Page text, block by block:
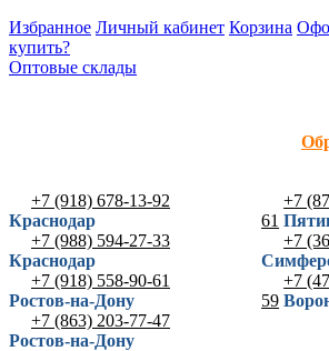
Избранное Личный кабинет Корзина
купить?
Оптовые склады
+7 (918) 678-13-92
Краснодар
+7 (988) 594-27-33
Краснодар
+7 (918) 558-90-61
Ростов-на-Дону
+7 (863) 203-77-47
Ростов-на-Дону
+7
61
+7
+7
59